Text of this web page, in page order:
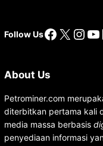
Follow Us X
About Us
Petrominer.com
diterbitkan pertama kali
media massa berbasis
penyediaan informasi